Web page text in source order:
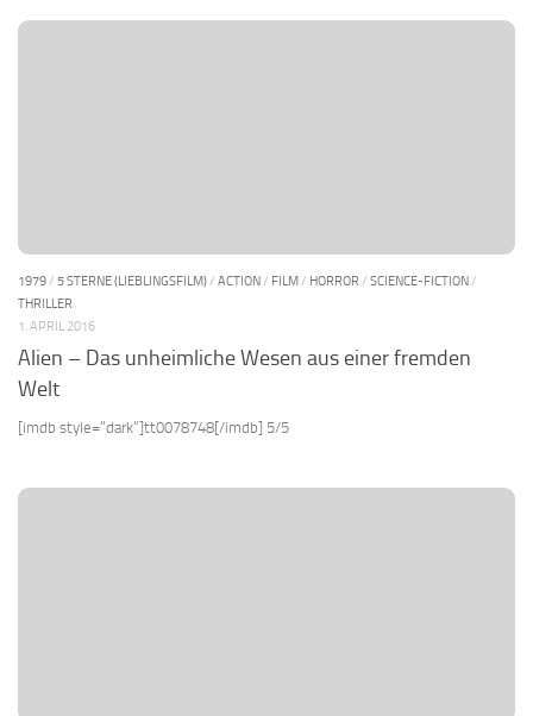
1979/ 5 STERNE (LIEBLINGSFILM)/ ACTION/ FILM/ HORROR / SCIENCE-FICTION/
THRILLER
1. APRIL 2016
Alien – Das unheimliche Wesen aus einer fremden
Welt
[imdb style=“dark“]tt0078748[/imdb] 5/5